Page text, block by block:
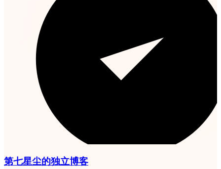
第七星尘的独立博客